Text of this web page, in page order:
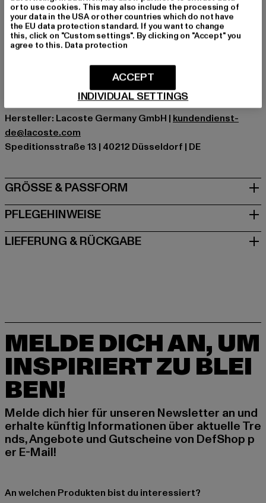
Marke: Lacoste
Kat.: Übergangsjacken
Farbe: blau
Hersteller Farbe: kingdom/flour-flour-kingdom
Baumwolle, 2% Elasthan
Art.Nr: SH5199-08009
Hersteller: Lacoste Germany GmbH | kundendienst-
de@lacoste.com
Speditionsstraße 13 | 40212 Düsseldorf | DE
GRÖSSE & PASSFORM
PFLEGEHINWEISE
LIEFERUNG & RÜCKGABE
MELDE DICH AN, UM
INSPIRIERT ZU BLEI
BEN!
Melde dich hier für unseren Newsletter an und
erhalte künftig Informationen über aktuelle Tre
nds, Angebote und Gutscheine von DefShop p
er E-Mail!
An welchen Produkten bist du interessiert?
or to use cookies. This may also include the processing of
your data in the USA or other countries which do not have
the EU data protection standard. If you want to change
this, click on "Custom settings". By clicking on "Accept" you
agree to this. Data protection
INDIVIDUAL SETTINGS
ACCEPT